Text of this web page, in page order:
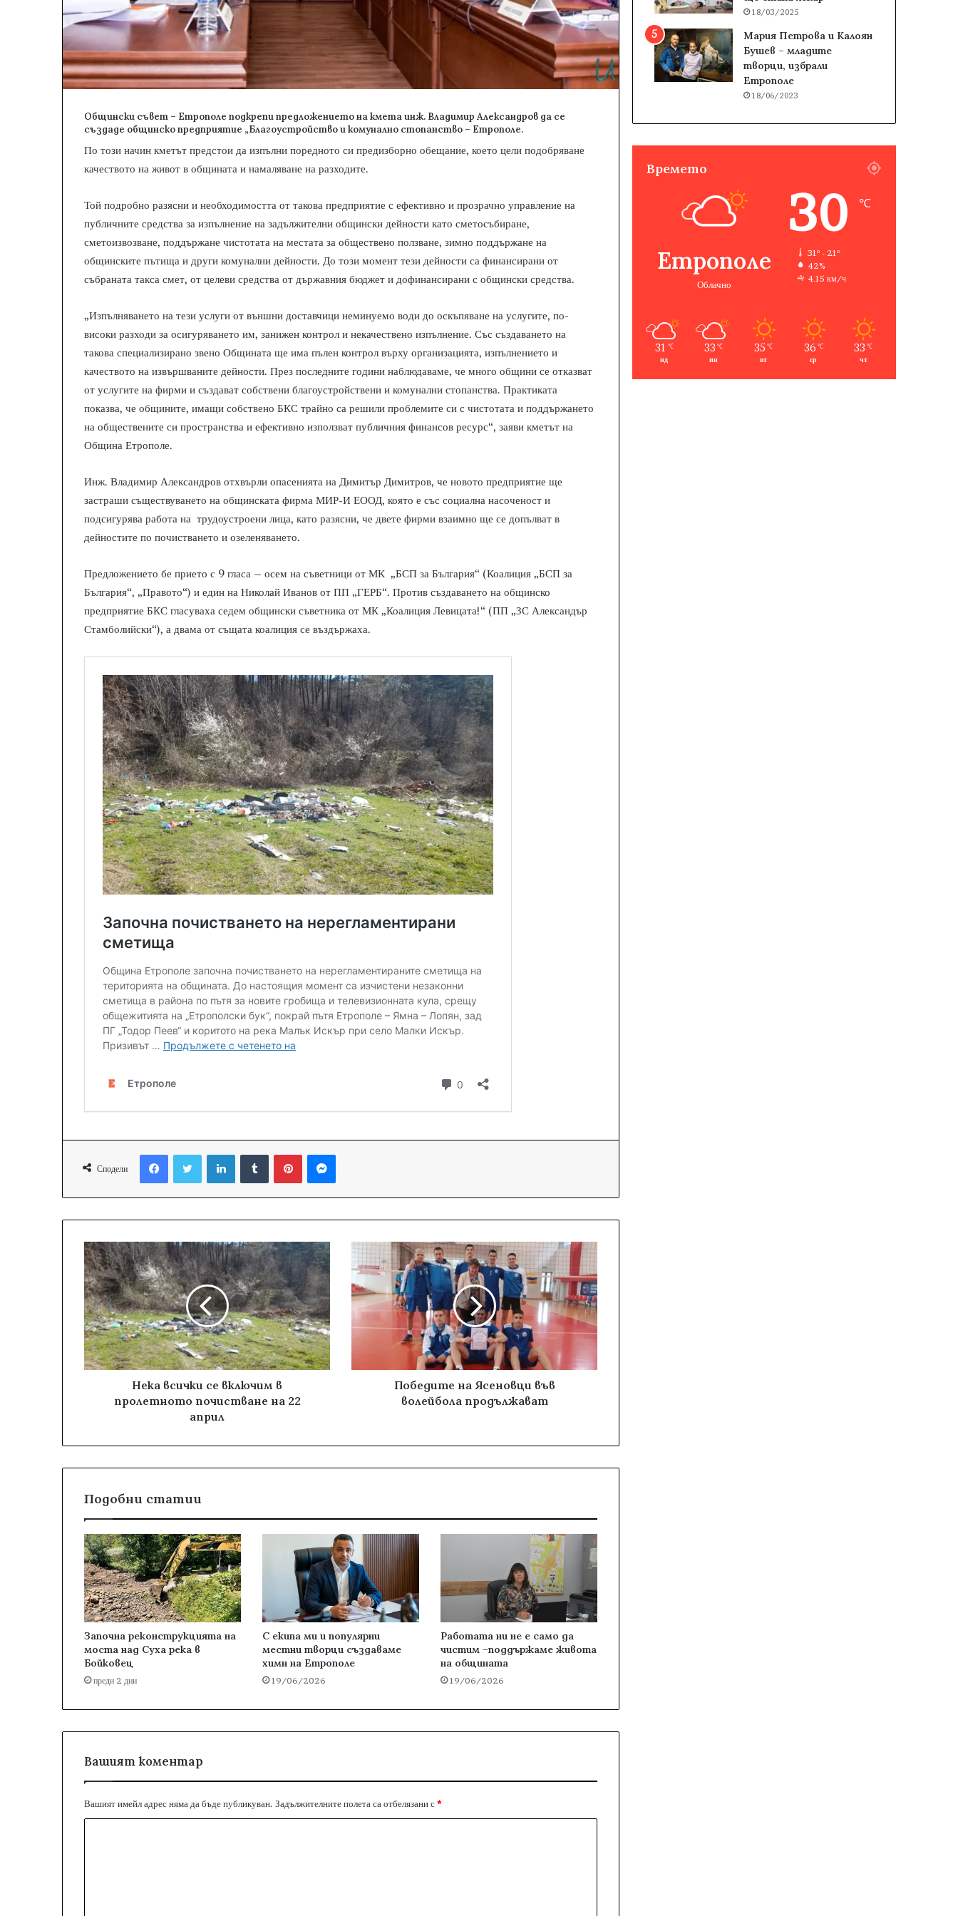
Общински съвет – Етрополе подкрепи предложението на кмета инж. Владимир Александров да се
създаде общинско предприятие „Благоустройство и комунално стопанство – Етрополе.
По този начин кметът предстои да изпълни поредното си предизборно обещание, което цели подобряване
качеството на живот в общината и намаляване на разходите.
Той подробно разясни и необходимостта от такова предприятие с ефективно и прозрачно управление на
публичните средства за изпълнение на задължителни общински дейности като сметосъбиране,
сметоизвозване, поддържане чистотата на местата за обществено ползване, зимно поддържане на
общинските пътища и други комунални дейности. До този момент тези дейности са финансирани от
събраната такса смет, от целеви средства от държавния бюджет и дофинансирани с общински средства.
„Изпълняването на тези услуги от външни доставчици неминуемо води до оскъпяване на услугите, по-
високи разходи за осигуряването им, занижен контрол и некачествено изпълнение. Със създаването на
такова специализирано звено Общината ще има пълен контрол върху организацията, изпълнението и
качеството на извършваните дейности. През последните години наблюдаваме, че много общини се отказват
от услугите на фирми и създават собствени благоустройствени и комунални стопанства. Практиката
показва, че общините, имащи собствено БКС трайно са решили проблемите си с чистотата и поддържането
на обществените си пространства и ефективно използват публичния финансов ресурс“, заяви кметът на
Община Етрополе.
Инж. Владимир Александров отхвърли опасенията на Димитър Димитров, че новото предприятие ще
застраши съществуването на общинската фирма МИР-И ЕООД, която е със социална насоченост и
подсигурява работа на трудоустроени лица, като разясни, че двете фирми взаимно ще се допълват в
дейностите по почистването и озеленяването.
Предложението бе прието с 9 гласа – осем на съветници от МК „БСП за България“ (Коалиция „БСП за
България“, „Правото“) и един на Николай Иванов от ПП „ГЕРБ“. Против създаването на общинско
предприятие БКС гласуваха седем общински съветника от МК „Коалиция Левицата!“ (ПП „ЗС Александър
Стамболийски“), а двама от същата коалиция се въздържаха.
Сподели
Facebook LinkedIn
Нека всички се включим в
пролетното почистване на 22
април
Победите на Ясеновци във
волейбола продължават
Подобни статии
Започна реконструкцията на
моста над Суха река в
Бойковец
преди 2 дни
С екипа ми и популярни
местни творци създаваме
химн на Етрополе
19/06/2026
Работата ни не е само да
чистим –поддържаме живота
на общината
19/06/2026
Вашият коментар
Вашият имейл адрес няма да бъде публикуван. Задължителните полета са отбелязани с*
18/03/2025
Мария Петрова и Калоян
Бушев – младите
творци, избрали
Етрополе
18/06/2023
Времето
Етрополе
Облачно
30 ℃
31º - 21º
42%
4.15 км/ч
31 ℃
нд
33 ℃
пн
35 ℃
вт
36 ℃
ср
33 ℃
чт